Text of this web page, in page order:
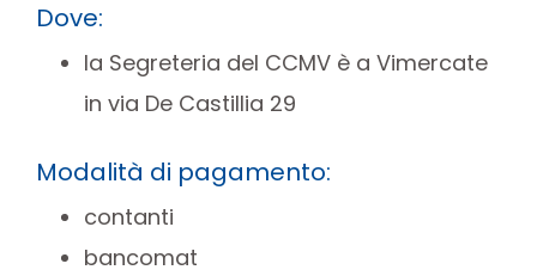
Dove:
la Segreteria del CCMV è a Vimercate
in via De Castillia 29
Modalità di pagamento:
contanti
bancomat